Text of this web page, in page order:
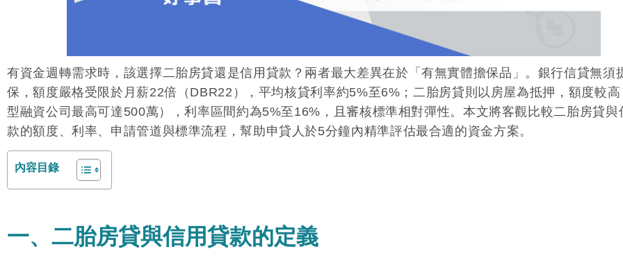
有資金週轉需求時，該選擇二胎房貸還是信用貸款？兩者最大差異在於「有無實體擔保品」。銀行信貸無須
保，額度嚴格受限於月薪22倍（DBR22），平均核貸利率約5%至6%；二胎房貸則以房屋為抵押，額度較
型融資公司最高可達500萬），利率區間約為5%至16%，且審核標準相對彈性。本文將客觀比較二胎房貸與
款的額度、利率、申請管道與標準流程，幫助申貸人於5分鐘內精準評估最合適的資金方案。
內容目錄
一、二胎房貸與信用貸款的定義